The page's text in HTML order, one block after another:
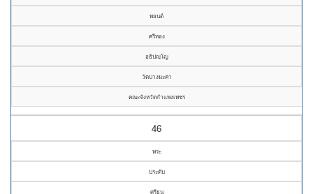
พยนต์
ศรีทอง
อธิปญฺโญ
วัดปางมะค่า
คณะจังหวัดกำแพงเพชร
46
พระ
ประดับ
ศรีธนู